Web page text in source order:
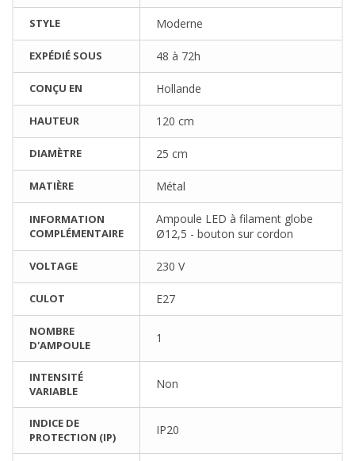
STYLE Moderne
EXPÉDIÉ SOUS 48 à 72h
CONÇU EN Hollande
HAUTEUR 120 cm
DIAMÈTRE 25 cm
MATIÈRE Métal
INFORMATION
COMPLÉMENTAIRE
Ampoule LED à filament globe
Ø12,5 - bouton sur cordon
VOLTAGE 230 V
CULOT E27
NOMBRE
D'AMPOULE
1
INTENSITÉ
VARIABLE
Non
INDICE DE
PROTECTION (IP)
IP20